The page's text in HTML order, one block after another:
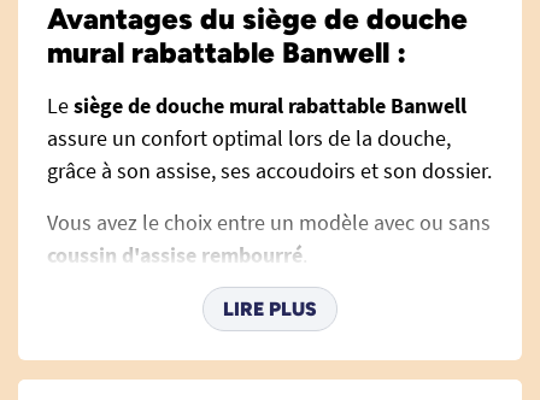
Avantages du siège de douche
mural rabattable Banwell :
Lesiège de douche mural rabattable Banwell
assure un confort optimal lors de la douche,
grâce à son assise, ses accoudoirs et son dossier.
Vous avez le choix entre un modèle avec ou sans
coussin d'assise rembourré
, les accoudoirs associé aux
propriétés antidérapantesdes autres éléments
LIRE PLUS